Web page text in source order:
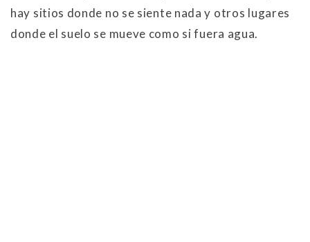
hay sitios donde no se siente nada y otros lugares
donde el suelo se mueve como si fuera agua.